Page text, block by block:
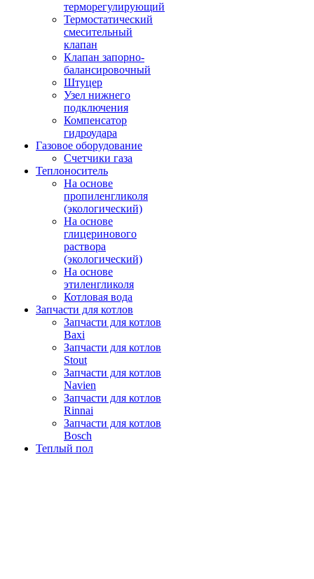
терморегулирующий
Термостатический
смесительный
клапан
Клапан запорно-
балансировочный
Штуцер
Узел нижнего
подключения
Компенсатор
гидроудара
Газовое оборудование
Счетчики газа
Теплоноситель
На основе
пропиленгликоля
(экологический)
На основе
глицеринового
раствора
(экологический)
На основе
этиленгликоля
Котловая вода
Запчасти для котлов
Запчасти для котлов
Baxi
Запчасти для котлов
Stout
Запчасти для котлов
Navien
Запчасти для котлов
Rinnai
Запчасти для котлов
Bosch
Теплый пол